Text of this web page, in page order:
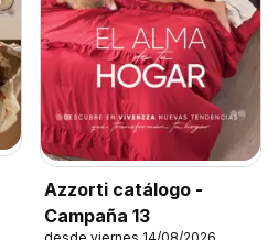
Azzorti catálogo -
Campaña 13